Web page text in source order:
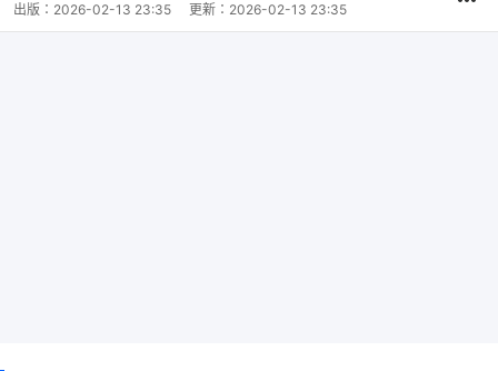
出版： 2026-02-13 23:35 更新： 2026-02-13 23:35